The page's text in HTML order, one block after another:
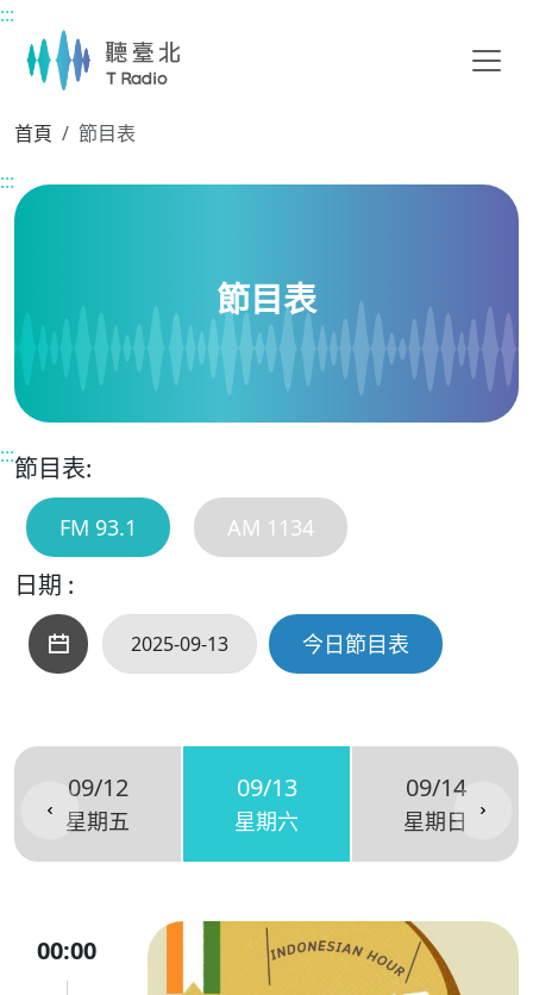
主要內容區塊
:::
首頁
節目表
:::
節目表
:::節目表:
FM 93.1 AM 1134
日期 :
今日節目表
09/12
星期五
09/13
星期六
09/14
星期日
00:00